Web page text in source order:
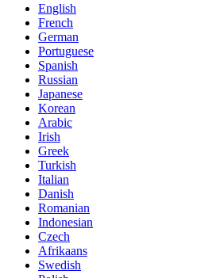
English
French
German
Portuguese
Spanish
Russian
Japanese
Korean
Arabic
Irish
Greek
Turkish
Italian
Danish
Romanian
Indonesian
Czech
Afrikaans
Swedish